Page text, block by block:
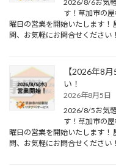
2026/8/6お気
す！草加市の
曜日の営業を開始いたします！
問、お気軽にお問合せください
【2026年8
い！
2026年8月5日
2026/8/5お気
す！草加市の
曜日の営業を開始いたします！
問、お気軽にお問合せください